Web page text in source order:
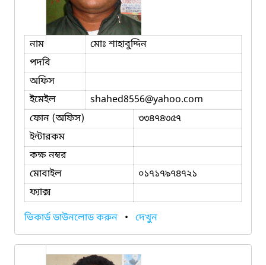
নাম
মোঃ শাহাবুদ্দিন
পদবি
অফিস
ইমেইল
shahed8556@yahoo.com
ফোন (অফিস)
৩৩৪৭৪৩৫৭
ইন্টারকম
কক্ষ নম্বর
মোবাইল
০১৭১৭৯৭৪৭২১
ফ্যাক্স
ভিকার্ড ডাউনলোড করুন • দেখুন